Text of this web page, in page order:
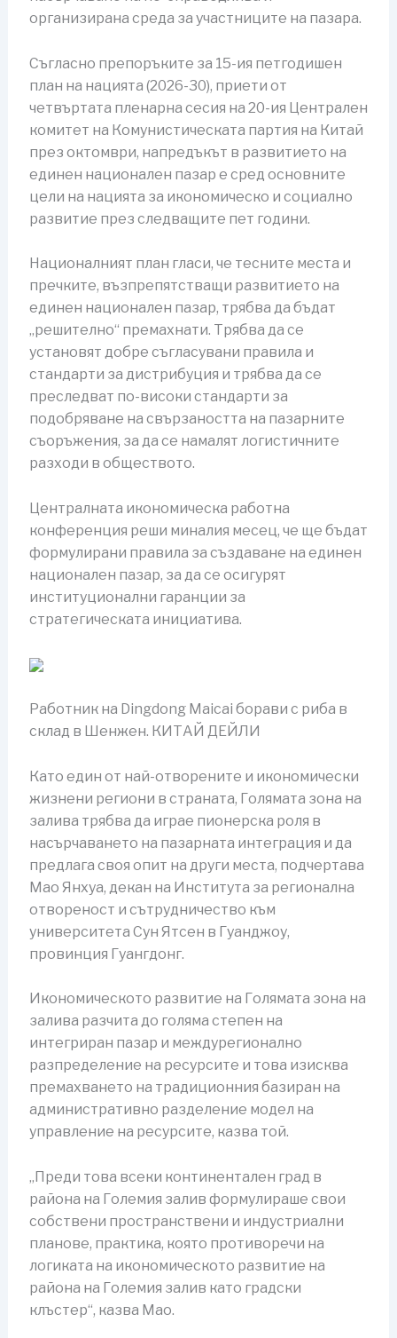
организирана среда за участниците на пазара.
Съгласно препоръките за 15-ия петгодишен
план на нацията (2026-30), приети от
четвъртата пленарна сесия на 20-ия Централен
комитет на Комунистическата партия на Китай
през октомври, напредъкът в развитието на
единен национален пазар е сред основните
цели на нацията за икономическо и социално
развитие през следващите пет години.
Националният план гласи, че тесните места и
пречките, възпрепятстващи развитието на
единен национален пазар, трябва да бъдат
„решително“ премахнати. Трябва да се
установят добре съгласувани правила и
стандарти за дистрибуция и трябва да се
преследват по-високи стандарти за
подобряване на свързаността на пазарните
съоръжения, за да се намалят логистичните
разходи в обществото.
Централната икономическа работна
конференция реши миналия месец, че ще бъдат
формулирани правила за създаване на единен
национален пазар, за да се осигурят
институционални гаранции за
стратегическата инициатива.
Работник на Dingdong Maicai борави с риба в
склад в Шенжен. КИТАЙ ДЕЙЛИ
Като един от най-отворените и икономически
жизнени региони в страната, Голямата зона на
залива трябва да играе пионерска роля в
насърчаването на пазарната интеграция и да
предлага своя опит на други места, подчертава
Мао Янхуа, декан на Института за регионална
отвореност и сътрудничество към
университета Сун Ятсен в Гуанджоу,
провинция Гуангдонг.
Икономическото развитие на Голямата зона на
залива разчита до голяма степен на
интегриран пазар и междурегионално
разпределение на ресурсите и това изисква
премахването на традиционния базиран на
административно разделение модел на
управление на ресурсите, казва той.
„Преди това всеки континентален град в
района на Големия залив формулираше свои
собствени пространствени и индустриални
планове, практика, която противоречи на
логиката на икономическото развитие на
района на Големия залив като градски
клъстер“, казва Мао.